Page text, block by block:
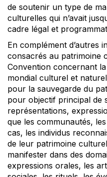
de soutenir un type de
culturelles qui n’avait
cadre légal et
En complément d’autres
consacrés au patrimoine
Convention concernant
mondial culturel et
pour la sauvegarde du
pour objectif principal de
représentations,
que les communautés,
cas, les individus
de leur patrimoine
manifester dans des
expressions orales, les